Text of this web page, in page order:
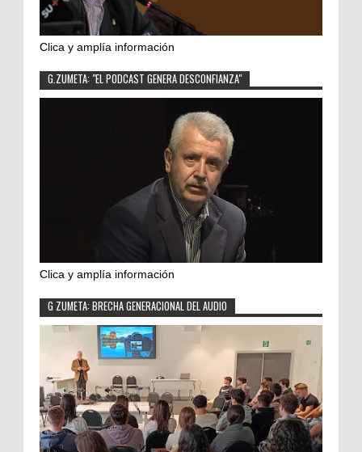
Clica y amplía información
G.ZUMETA: "EL PODCAST GENERA DESCONFIANZA"
Clica y amplía información
G ZUMETA: BRECHA GENERACIONAL DEL AUDIO